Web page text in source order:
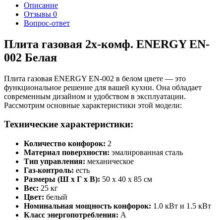
Описание
Отзывы 0
Вопрос-ответ
Плита газовая 2х-комф. ENERGY EN-
002 Белая
Плита газовая ENERGY EN-002 в белом цвете — это
функциональное решение для вашей кухни. Она обладает
современным дизайном и удобством в эксплуатации.
Рассмотрим основные характеристики этой модели:
Технические характеристики:
Количество конфорок: 2
Материал поверхности: эмалированная сталь
Тип управления: механическое
Газ-контроль: есть
Размеры (Ш x Г x В): 50 x 40 x 85 см
Вес: 25 кг
Цвет: белый
Номинальная мощность конфорок: 1.0 кВт и 1.5 кВт
Класс энергопотребления: A